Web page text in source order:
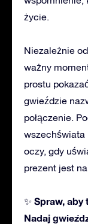
życie.
Niezależnie
ważny
prostu
gwieździe
połączenie.
wszechświata
oczy, gdy
prezent jest
✨ Spraw, aby
Nadaj